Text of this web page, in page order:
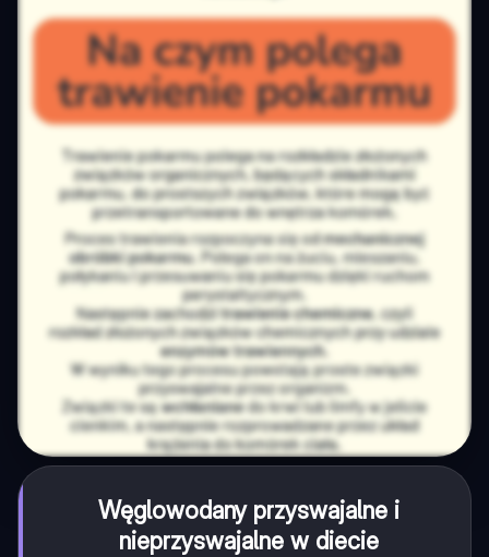
Węglowodany przyswajalne i
nieprzyswajalne w diecie